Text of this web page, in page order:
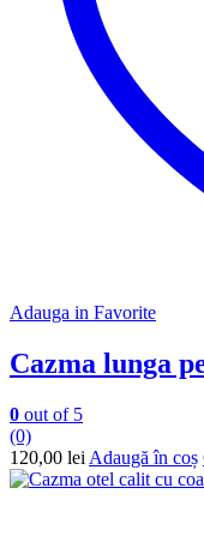
Adauga in Favorite
Cazma lunga
0 out of 5
(0)
120,00 lei Adaugă în coș